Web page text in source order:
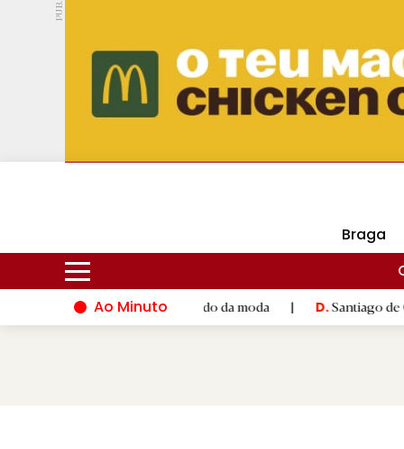
PUB.
Hoje 16ºC 28ºC DMtv
Braga
Ao Minuto
e à inovação do mundo da moda | D.Santiago de